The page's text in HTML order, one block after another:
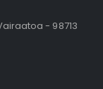
- 98713